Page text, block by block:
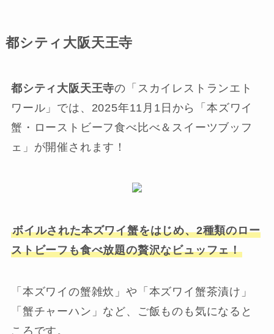
都シティ大阪天王寺
都シティ大阪天王寺の「スカイレストランエト
ワール」では、2025年11月1日から「本ズワイ
蟹・ローストビーフ食べ比べ＆スイーツブッフ
ェ」が開催されます！
ボイルされた本ズワイ蟹をはじめ、2種類のロー
ストビーフも食べ放題の贅沢なビュッフェ！
「本ズワイの蟹雑炊」や「本ズワイ蟹茶漬け」
「蟹チャーハン」など、ご飯ものも気になると
ころです。